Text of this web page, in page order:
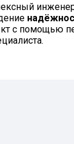
с помощью